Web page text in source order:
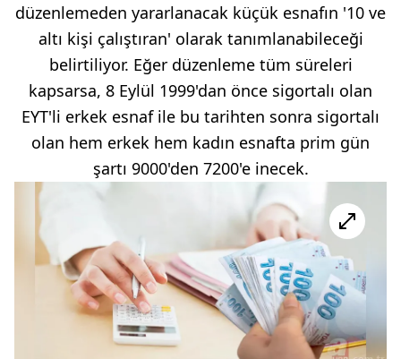
düzenlemeden yararlanacak küçük esnafın '10 ve
altı kişi çalıştıran' olarak tanımlanabileceği
belirtiliyor. Eğer düzenleme tüm süreleri
kapsarsa, 8 Eylül 1999'dan önce sigortalı olan
EYT'li erkek esnaf ile bu tarihten sonra sigortalı
olan hem erkek hem kadın esnafta prim gün
şartı 9000'den 7200'e inecek.